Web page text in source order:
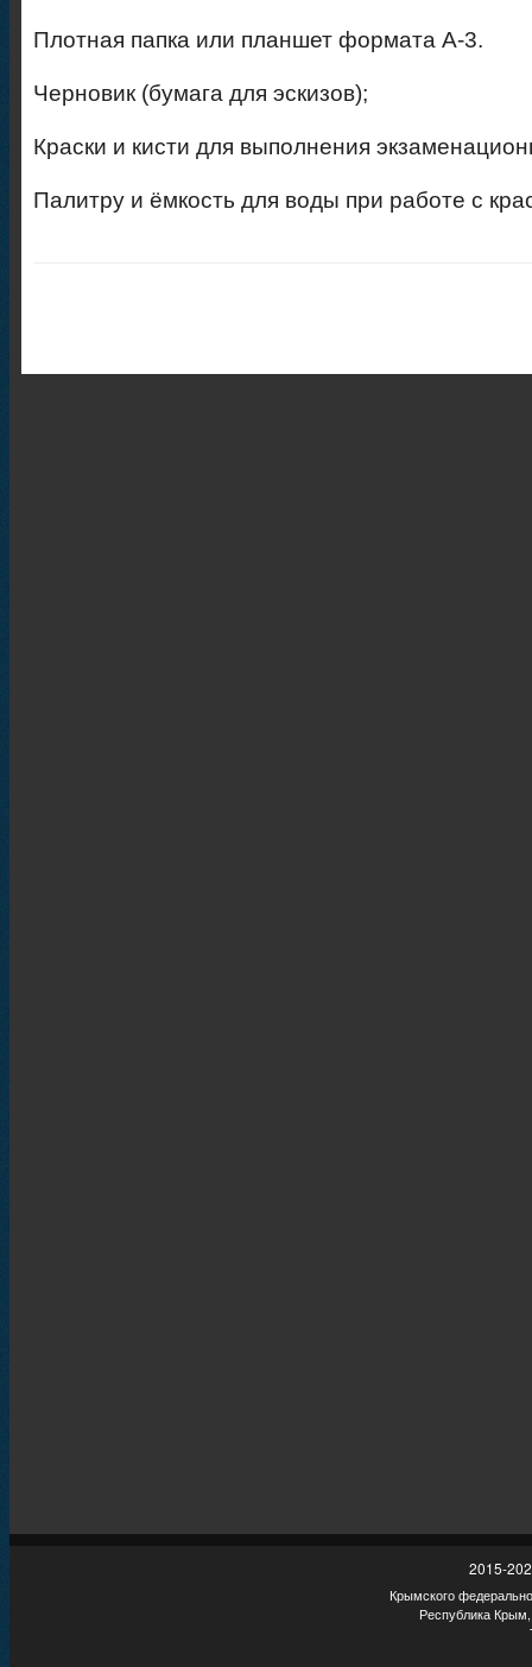
Плотная папка или планшет формата А-3.
Черновик (бумага для эскизов);
Краски и кисти для выполнения
Палитру и ёмкость для воды при работе с
2015-
Крымского
Республика